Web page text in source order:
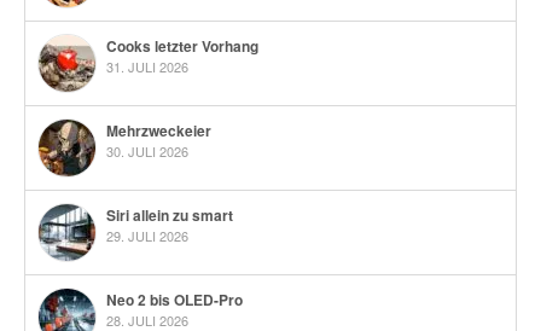
Cooks letzter Vorhang
31. JULI 2026
Mehrzweckeier
30. JULI 2026
Siri allein zu smart
29. JULI 2026
Neo 2 bis OLED-Pro
28. JULI 2026